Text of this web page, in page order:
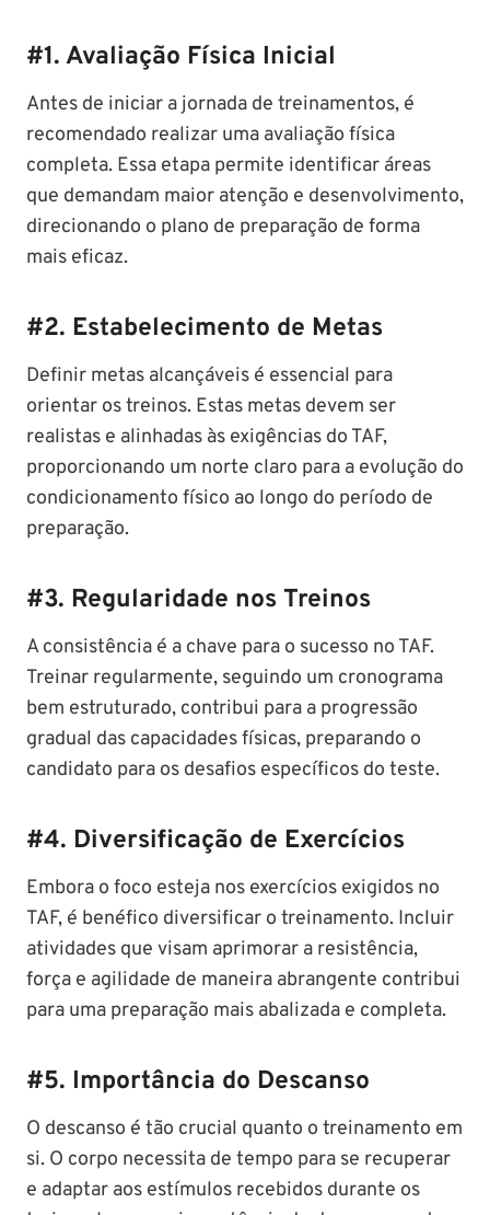
#1. Avaliação Física Inicial
Antes de iniciar a jornada de treinamentos, é
recomendado realizar uma avaliação física
completa. Essa etapa permite identificar áreas
que demandam maior atenção e desenvolvimento,
direcionando o plano de preparação de forma
mais eficaz.
#2. Estabelecimento de Metas
Definir metas alcançáveis é essencial para
orientar os treinos. Estas metas devem ser
realistas e alinhadas às exigências do TAF,
proporcionando um norte claro para a evolução do
condicionamento físico ao longo do período de
preparação.
#3. Regularidade nos Treinos
A consistência é a chave para o sucesso no TAF.
Treinar regularmente, seguindo um cronograma
bem estruturado, contribui para a progressão
gradual das capacidades físicas, preparando o
candidato para os desafios específicos do teste.
#4. Diversificação de Exercícios
Embora o foco esteja nos exercícios exigidos no
TAF, é benéfico diversificar o treinamento. Incluir
atividades que visam aprimorar a resistência,
força e agilidade de maneira abrangente contribui
para uma preparação mais abalizada e completa.
#5. Importância do Descanso
O descanso é tão crucial quanto o treinamento em
si. O corpo necessita de tempo para se recuperar
e adaptar aos estímulos recebidos durante os